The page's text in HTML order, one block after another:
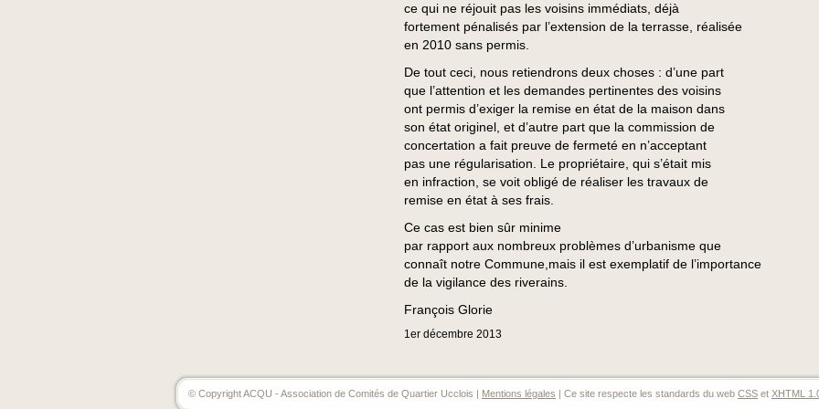
ce qui ne réjouit pas les voisins immédiats, déjà
fortement pénalisés par l’extension de la terrasse, réalisée
en 2010 sans permis.
De tout ceci, nous retiendrons deux choses : d’une part
que l’attention et les demandes pertinentes des voisins
ont permis d’exiger la remise en état de la maison dans
son état originel, et d’autre part que la commission de
concertation a fait preuve de fermeté en n’acceptant
pas une régularisation. Le propriétaire, qui s’était mis
en infraction, se voit obligé de réaliser les travaux de
remise en état à ses frais.
Ce cas est bien sûr minime
par rapport aux nombreux problèmes d’urbanisme que
connaît notre Commune,mais il est exemplatif de l’importance
de la vigilance des riverains.
François Glorie
1er décembre 2013
© Copyright ACQU - Association de Comités de Quartier Ucclois | Mentions légales | Ce site respecte les standards du web CSS et XHTML